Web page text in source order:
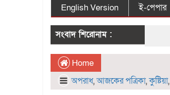
English Version
ই-পেপার
সংবাদ শিরোনাম :
Home
অপরাধ,আজকের পত্রিকা,কুষ্টিয়া,